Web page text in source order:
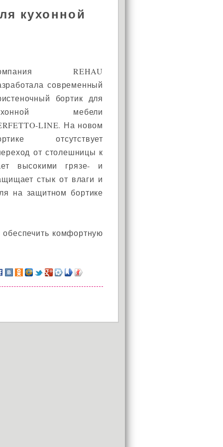
кухонной
REHAU
современный
бортик для
мебели
LINE. На новом
отсутствует
от столешницы к
высокими грязе- и
стык от влаги и
на защитном бортике
комфортную